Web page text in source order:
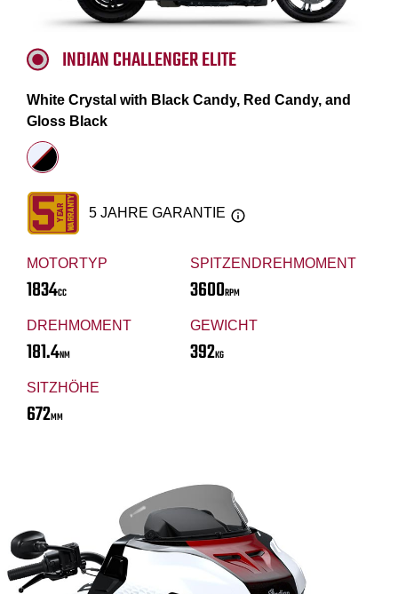
MOTORTYP
1834CC
SPITZENDREHMOMENT
3600RPM
DREHMOMENT
181.4NM
GEWICHT
392KG
SITZHÖHE
672MM
INDIAN CHALLENGER ELITE
White Crystal with Black Candy, Red Candy, and
Gloss Black
5 JAHRE GARANTIE